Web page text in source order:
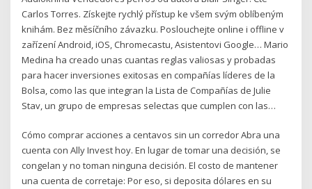
Carlos Torres. Získejte rychlý přístup ke všem svým oblíbeným
knihám. Bez měsíčního závazku. Poslouchejte online i offline v
zařízení Android, iOS, Chromecastu, Asistentovi Google… Mario
Medina ha creado unas cuantas reglas valiosas y probadas
para hacer inversiones exitosas en compañías líderes de la
Bolsa, como las que integran la Lista de Compañías de Julie
Stav, un grupo de empresas selectas que cumplen con las…
Cómo comprar acciones a centavos sin un corredor Abra una
cuenta con Ally Invest hoy. En lugar de tomar una decisión, se
congelan y no toman ninguna decisión. El costo de mantener
una cuenta de corretaje: Por eso, si deposita dólares en su